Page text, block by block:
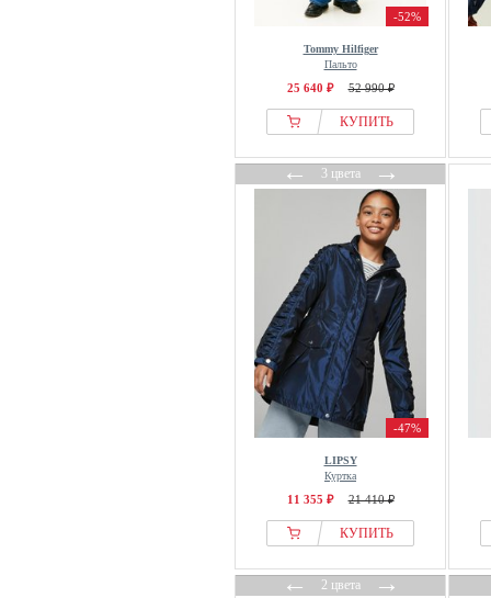
-52%
Tommy Hilfiger
Пальто
25 640 ₽ 52 990 ₽
КУПИТЬ
←3 цвета→
-47%
LIPSY
Куртка
11 355 ₽ 21 410 ₽
КУПИТЬ
←2 цвета→